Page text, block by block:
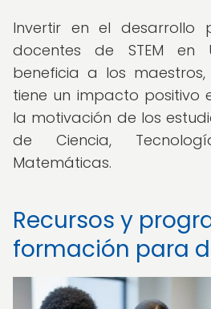
Invertir en el desarrollo
docentes de STEM en
beneficia a los
tiene un impacto positivo
la motivación de los
de Ciencia,
Matemáticas.
Recursos y
formación para